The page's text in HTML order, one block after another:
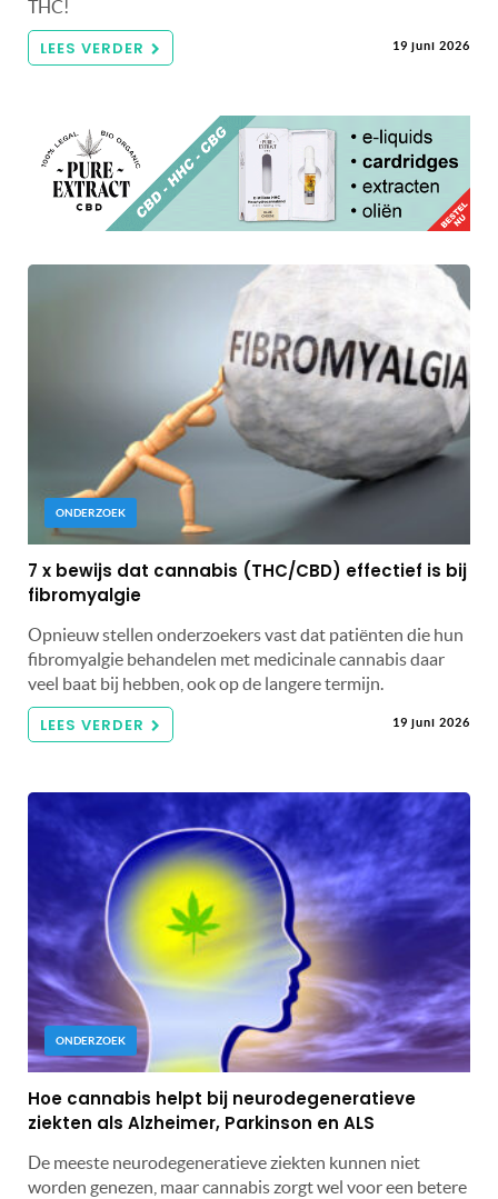
THC!
LEES VERDER 19 juni 2026
ONDERZOEK
7 x bewijs dat cannabis (THC/CBD) effectief is bij
fibromyalgie
Opnieuw stellen onderzoekers vast dat patiënten die hun
fibromyalgie behandelen met medicinale cannabis daar
veel baat bij hebben, ook op de langere termijn.
LEES VERDER 19 juni 2026
ONDERZOEK
Hoe cannabis helpt bij neurodegeneratieve
ziekten als Alzheimer, Parkinson en ALS
De meeste neurodegeneratieve ziekten kunnen niet
worden genezen, maar cannabis zorgt wel voor een betere